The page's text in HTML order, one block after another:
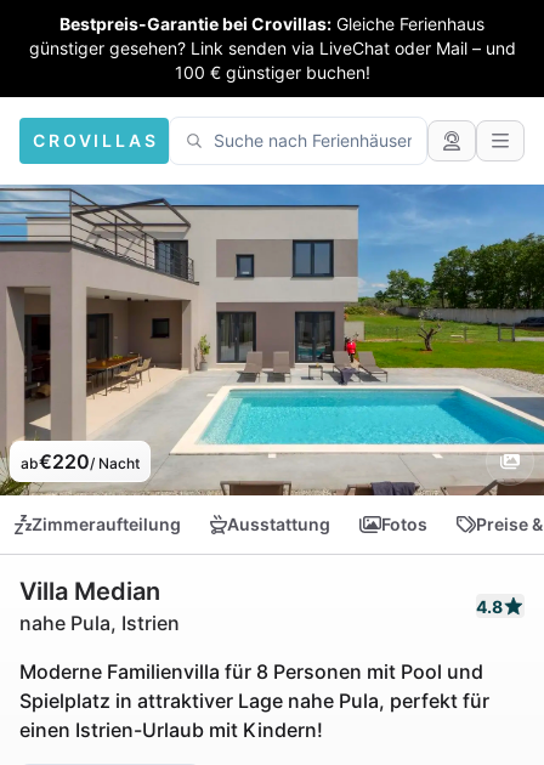
Bestpreis-Garantie bei Crovillas: Gleiche Ferienhaus
günstiger gesehen? Link senden via LiveChat oder Mail – und
100 € günstiger buchen!
CROVILLAS
ab€220/ Nacht
Zimmeraufteilung Ausstattung Fotos Preise
Villa Median
nahe Pula, Istrien
4.8
Moderne Familienvilla für 8 Personen mit Pool und
Spielplatz in attraktiver Lage nahe Pula, perfekt für
einen Istrien-Urlaub mit Kindern!